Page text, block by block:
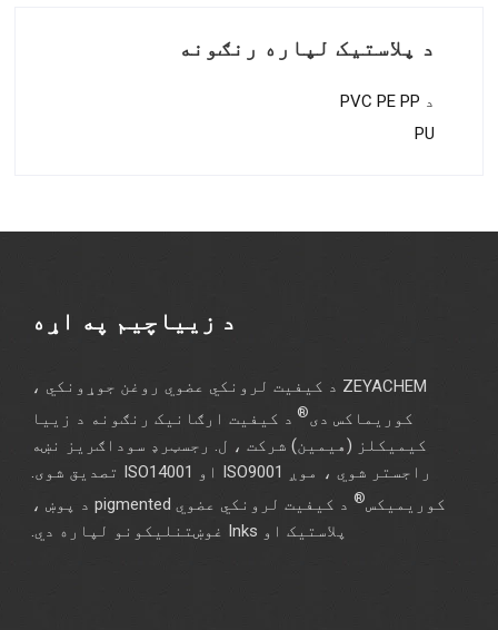
د پلاستيک لپاره رنګونه
د PVC PE PP
PU
د زییاچیم په اړه
ZEYACHEM د کیفیت لرونکي عضوي روغن جوړونکي ،
کوریماکس دی® د کیفیت ارګانیک رنګونه د زییا
کیمیکلز (هیمین) شرکت ، ل. رجسټرډ سوداګریز نښه
راجستر شوي ، موږ ISO9001 او ISO14001 تصدیق شوی.
کوریمیکس®
د کیفیت لرونکي عضوي pigmented د پوښ ،
پلاستيک او Inks غوښتنلیکونو لپاره دي.